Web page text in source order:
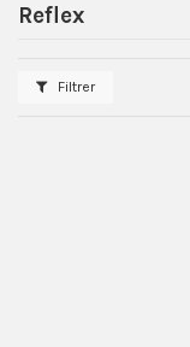
Reflex
Filtrer